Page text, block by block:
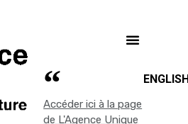
Accéder ici à la page
de L'Agence Unique